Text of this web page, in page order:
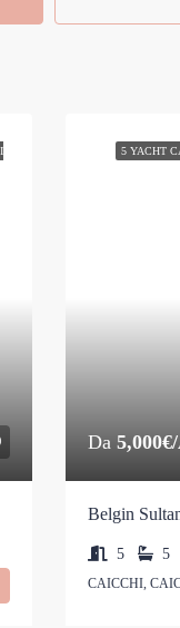
5 YACHT
Da
Belgin
5 5
CAICCHI,